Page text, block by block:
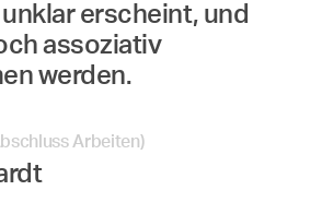
erscheint, und
assoziativ
werden.
Arbeiten)